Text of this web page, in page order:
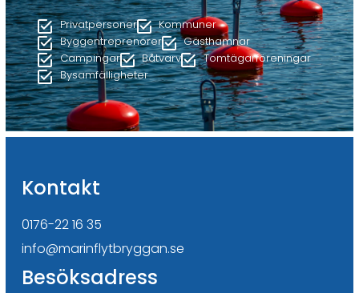
Privatpersoner
Kommuner
Byggentreprenörer
Gästhamnar
Campingar
Båtvarv
Tomtägarföreningar
Bysamfälligheter
Kontakt
0176-22 16 35
info@marinflytbryggan.se
Besöksadress